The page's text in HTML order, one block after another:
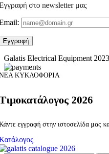
στο newsletter μας
Galatis Electrical Equipment
ΚΥΚΛΟΦΟΡΙΑ
2026
εγγραφή στην ιστοσελίδα μας